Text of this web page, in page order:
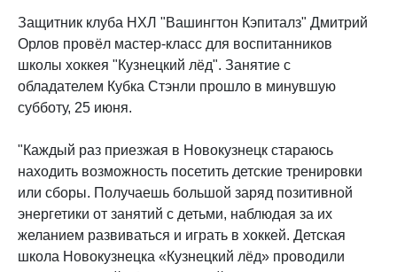
Защитник клуба НХЛ "Вашингтон Кэпиталз" Дмитрий
Орлов провёл мастер-класс для воспитанников
школы хоккея "Кузнецкий лёд". Занятие с
обладателем Кубка Стэнли прошло в минувшую
субботу, 25 июня.
"Каждый раз приезжая в Новокузнецк стараюсь
находить возможность посетить детские тренировки
или сборы. Получаешь большой заряд позитивной
энергетики от занятий с детьми, наблюдая за их
желанием развиваться и играть в хоккей. Детская
школа Новокузнецка «Кузнецкий лёд» проводили